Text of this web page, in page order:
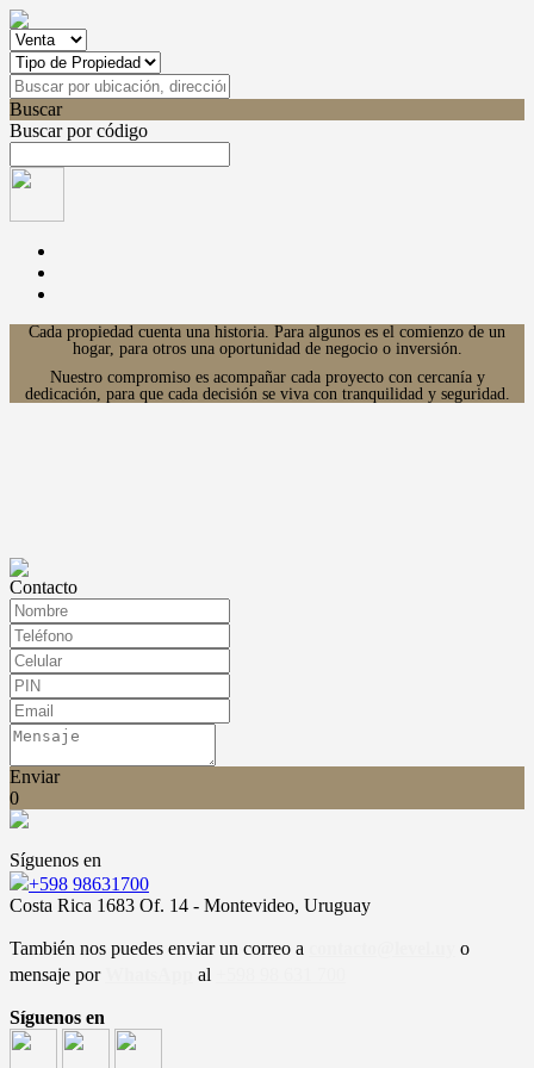
Buscar
Buscar por código
Cada propiedad cuenta una historia. Para algunos es el comienzo de un
hogar, para otros una oportunidad de negocio o inversión.
Nuestro compromiso es acompañar cada proyecto con cercanía y
dedicación, para que cada decisión se viva con tranquilidad y seguridad.
Contacto
Enviar
0
Síguenos en
+598 98631700
Costa Rica 1683 Of. 14 - Montevideo, Uruguay
También nos puedes enviar un correo a
o
mensaje por
al
Síguenos en